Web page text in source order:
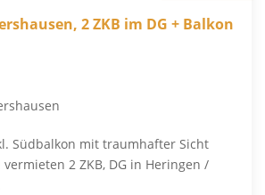
2 ZKB im DG + Balkon
Südbalkon mit traumhafter Sicht
2 ZKB, DG in Heringen /